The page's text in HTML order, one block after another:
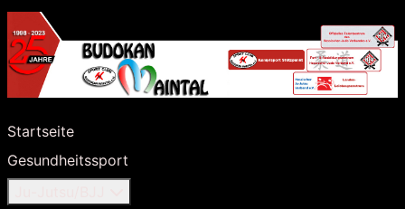
Startseite
Gesundheitssport